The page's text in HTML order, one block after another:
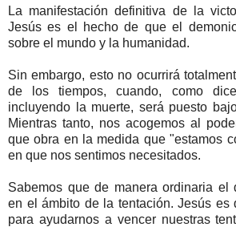
La manifestación definitiva de la
Jesús es el hecho de que el
sobre el mundo y la humanidad.
Sin embargo, esto no ocurrirá
de los tiempos, cuando, como
incluyendo la muerte, será puesto
Mientras tanto, nos acogemos al
que obra en la medida que "estamos
en que nos sentimos necesitados.
Sabemos que de manera ordinaria el
en el ámbito de la tentación. Jesús es
para ayudarnos a vencer nuestras